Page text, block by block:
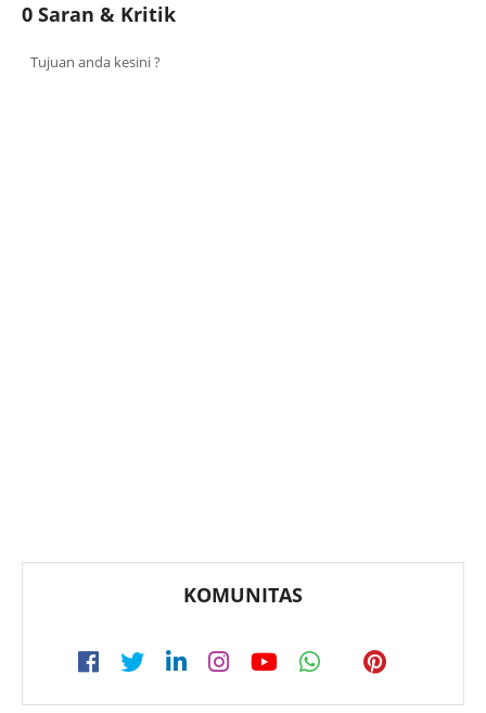
0 Saran & Kritik
Tujuan anda kesini ?
KOMUNITAS